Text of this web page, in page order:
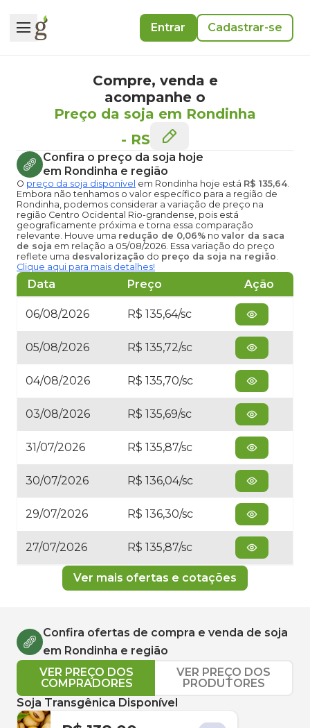
Entrar Cadastrar-se
Compre, venda e
acompanhe o
Preço da soja em Rondinha
- RS
Confira o preço da soja hoje
em Rondinha e região
O preço da soja disponível em Rondinha hoje está R$ 135,64.
Embora não tenhamos o valor específico para a região de
Rondinha, podemos considerar a variação de preço na
região Centro Ocidental Rio-grandense, pois está
geograficamente próxima e torna essa comparação
relevante. Houve uma redução de 0,06% no valor da saca
de soja em relação a 05/08/2026. Essa variação do preço
reflete uma desvalorização do preço da soja na região.
Clique aqui para mais detalhes!
Data Preço Ação
06/08/2026 R$ 135,64/sc
05/08/2026 R$ 135,72/sc
04/08/2026 R$ 135,70/sc
03/08/2026 R$ 135,69/sc
31/07/2026 R$ 135,87/sc
30/07/2026 R$ 136,04/sc
29/07/2026 R$ 136,30/sc
27/07/2026 R$ 135,87/sc
Ver mais ofertas e cotações
Confira ofertas de compra e venda de soja
em Rondinha e região
VER PREÇO DOS
COMPRADORES
VER PREÇO DOS
PRODUTORES
Soja Transgênica Disponível